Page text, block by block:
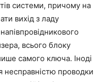
системи, причому на
вихід з ладу
всього блоку
самого ключа. Іноді
проводки